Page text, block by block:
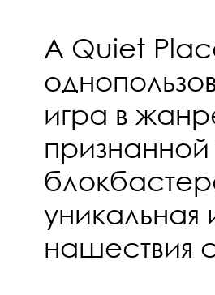
A Quiet
игра в
нашествия